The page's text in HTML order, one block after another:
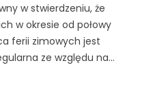
w stwierdzeniu, że
w okresie od połowy
ferii zimowych jest
ze względu na...